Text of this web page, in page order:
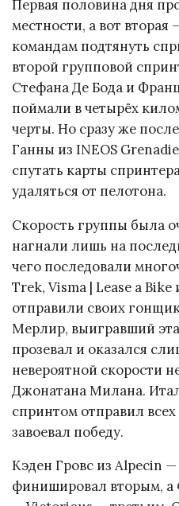
Первая половина дня
местности, а вот
командам подтянуть
второй групповой
Стефана Де Бода и
поймали в четырёх
черты. Но сразу же
Ганны из INEOS
спутать карты
удаляться от пелотона.
Скорость группы была
нагнали лишь на
чего последовали
Trek, Visma | Lease a
отправили своих
Мерлир, выигравший
прозевал и оказался
невероятной скорости
Джонатана Милана.
спринтом отправил
завоевал победу.
Кэден Гровс из Alpecin
финишировал вторым, а